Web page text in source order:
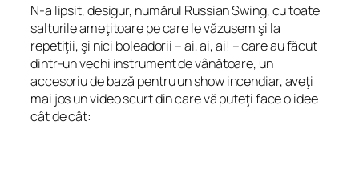
N-a lipsit, desigur, numărul Russian Swing, cu toate
salturile ameţitoare pe care le văzusem şi la
repetiţii, şi nici boleadorii – ai, ai, ai! – care au făcut
dintr-un vechi instrument de vânătoare, un
accesoriu de bază pentru un show incendiar, aveţi
mai jos un video scurt din care vă puteţi face o idee
cât de cât: